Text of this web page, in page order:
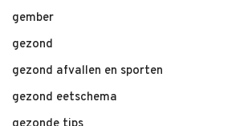
gember
gezond
gezond afvallen en sporten
gezond eetschema